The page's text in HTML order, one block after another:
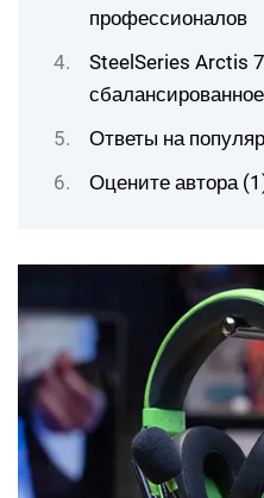
профессионалов
SteelSeries Arctis
Ответы на
Оцените автора